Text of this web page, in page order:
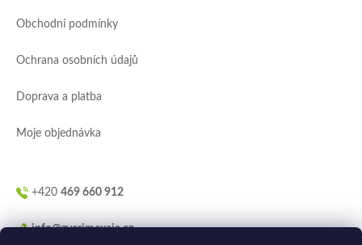
Obchodní podmínky
Ochrana osobních údajů
Doprava a platba
Moje objednávka
+420 469 660 912
info@zverimexaja.cz